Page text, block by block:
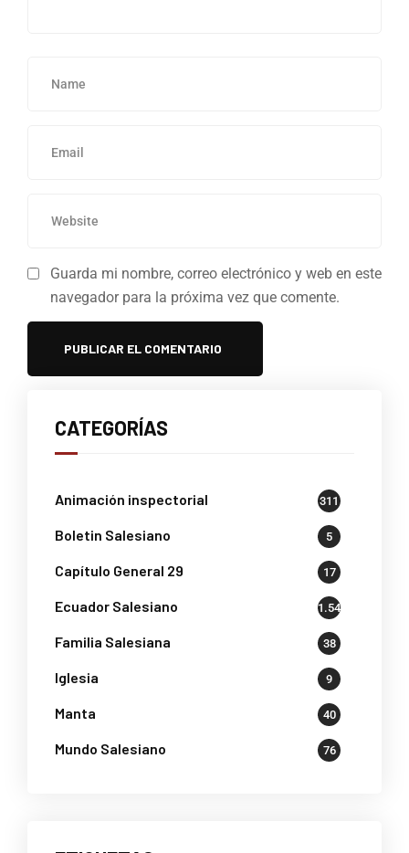
Guarda mi nombre, correo electrónico y web en este
navegador para la próxima vez que comente.
CATEGORÍAS
Animación inspectorial 311
Boletin Salesiano 5
Capítulo General 29 17
Ecuador Salesiano 1.541
Familia Salesiana 38
Iglesia 9
Manta 40
Mundo Salesiano 76